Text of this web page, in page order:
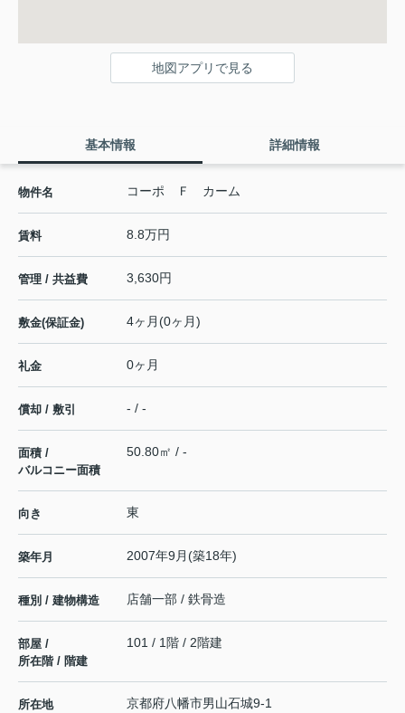
地図アプリで見る
基本情報 詳細情報
物件名 コーポ Ｆ カーム
賃料 8.8万円
管理 / 共益費 3,630円
敷金(保証金) 4ヶ月(0ヶ月)
礼金 0ヶ月
償却 / 敷引 - / -
面積 /
バルコニー面積
50.80㎡ / -
向き 東
築年月 2007年9月(築18年)
種別 / 建物構造 店舗一部 / 鉄骨造
部屋 /
所在階 / 階建
101 / 1階 / 2階建
所在地 京都府八幡市男山石城9-1